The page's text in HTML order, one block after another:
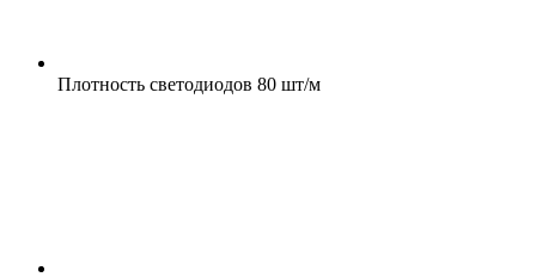
Плотность светодиодов 80 шт/м